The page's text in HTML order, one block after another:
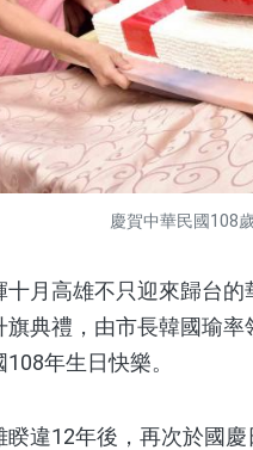
慶賀中華民國108
高雄不只迎來歸台的
旗典禮，由市長韓國瑜
年生日快樂。
12年後，再次於國慶